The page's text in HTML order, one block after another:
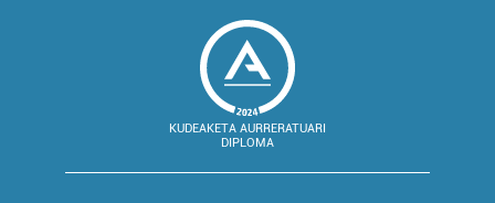
KUDEAKETA AURRERATUARI
DIPLOMA